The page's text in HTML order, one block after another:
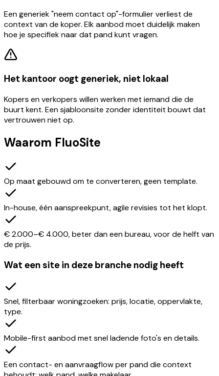
Een generiek "neem contact op"-formulier verliest de
context van de koper. Elk aanbod moet duidelijk maken
hoe je specifiek naar dat pand kunt vragen.
Het kantoor oogt generiek, niet lokaal
Kopers en verkopers willen werken met iemand die de
buurt kent. Een sjabloonsite zonder identiteit bouwt dat
vertrouwen niet op.
Waarom FluoSite
Op maat gebouwd om te converteren, geen template.
In-house, één aanspreekpunt, agile revisies tot het klopt.
€ 2.000–€ 4.000, beter dan een bureau, voor de helft van
de prijs.
Wat een site in deze branche nodig heeft
Snel, filterbaar woningzoeken: prijs, locatie, oppervlakte,
type.
Mobile-first aanbod met snel ladende foto's en details.
Een contact- en aanvraagflow per pand die context